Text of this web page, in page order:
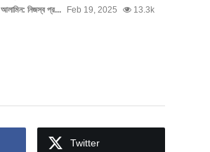
আলামিন: নিজস্ব প্র... Feb 19, 2025 13.3k
Twitter